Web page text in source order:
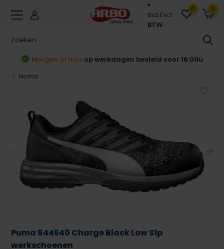
Incl.Excl.
BTW
0 0
Achteraf betalenKlarna & Riverty
Home
Puma 644540 Charge Black Low S1p
werkschoenen